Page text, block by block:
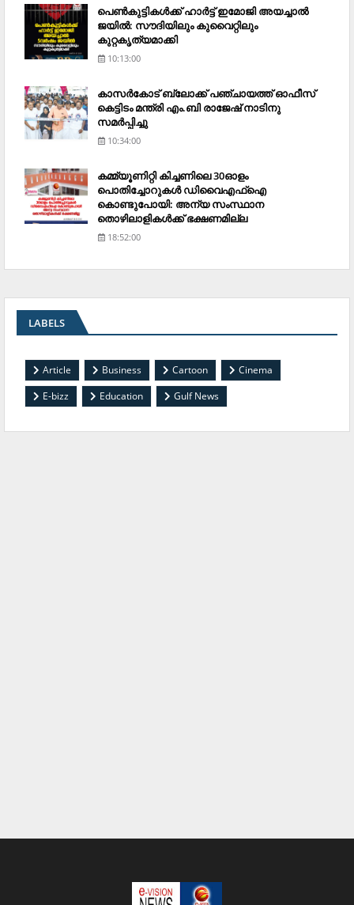
പെണ്‍കുട്ടികള്‍ക്ക് ഹാര്‍ട്ട് ഇമോജി അയച്ചാല്‍
ജയില്‍: സൗദിയിലും കുവൈറ്റിലും
കുറ്റകൃത്യമാക്കി
10:13:00
കാസര്‍കോട് ബ്ലോക്ക് പഞ്ചായത്ത് ഓഫീസ്
കെട്ടിടം മന്ത്രി എം.ബി രാജേഷ് നാടിനു
സമര്‍പ്പിച്ചു
10:34:00
കമ്മ്യൂണിറ്റി കിച്ചണിലെ 30ഓളം
പൊതിച്ചോറുകള്‍ ഡിവൈഎഫ്‌ഐ
കൊണ്ടുപോയി: അന്യ സംസ്ഥാന
തൊഴിലാളികള്‍ക്ക് ഭക്ഷണമില്ല
18:52:00
LABELS
Article Business Cartoon
Cinema
E-bizz
Education Gulf News